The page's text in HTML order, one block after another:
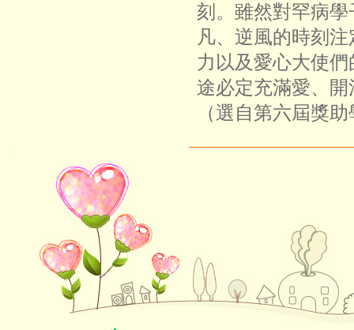
刻。雖然對罕病
凡、逆風的時刻
力以及愛心大使
途必定充滿愛、
（選自第六屆獎